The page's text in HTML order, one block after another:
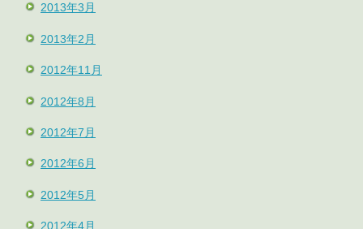
2013年3月
2013年2月
2012年11月
2012年8月
2012年7月
2012年6月
2012年5月
2012年4月